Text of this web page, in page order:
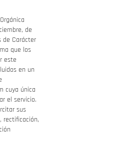
de
de Carácter
que los
este
en un
cuya única
el servicio.
sus
rectificación,